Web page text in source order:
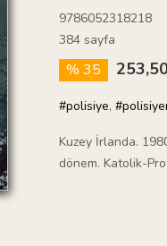
9786052318218
384 sayfa
% 35
#polisiye,
Kuzey İrlanda.
dönem. Katolik-